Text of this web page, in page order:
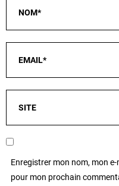
Enregistrer mon nom, mon
pour mon prochain